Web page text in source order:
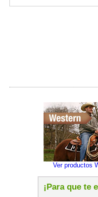
Ver productos
¡Para que te